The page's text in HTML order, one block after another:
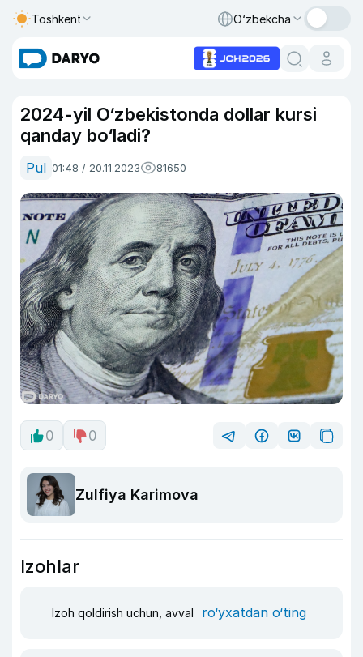
Toshkent O‘zbekcha
2024-yil O‘zbekistonda dollar kursi
qanday bo‘ladi?
Pul 01:48 / 20.11.2023 81650
0 0
Zulfiya Karimova
Izohlar
Izoh qoldirish uchun, avval ro‘yxatdan o‘ting